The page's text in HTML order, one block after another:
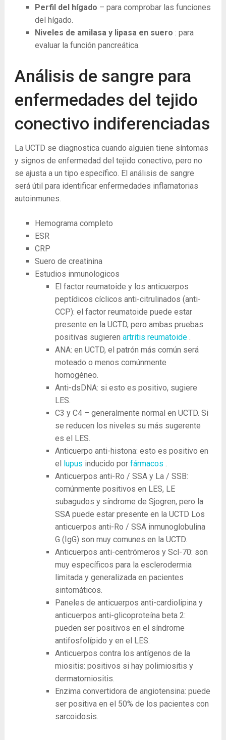
Perfil del hígado – para comprobar las funciones
del hígado.
Niveles de amilasa y lipasa en suero : para
evaluar la función pancreática.
Análisis de sangre para
enfermedades del tejido
conectivo indiferenciadas
La UCTD se diagnostica cuando alguien tiene síntomas
y signos de enfermedad del tejido conectivo, pero no
se ajusta a un tipo específico. El análisis de sangre
será útil para identificar enfermedades inflamatorias
autoinmunes.
Hemograma completo
ESR
CRP
Suero de creatinina
Estudios inmunologicos
El factor reumatoide y los anticuerpos
peptídicos cíclicos anti-citrulinados (anti-
CCP): el factor reumatoide puede estar
presente en la UCTD, pero ambas pruebas
positivas sugieren artritis reumatoide.
ANA: en UCTD, el patrón más común será
moteado o menos comúnmente
homogéneo.
Anti-dsDNA: si esto es positivo, sugiere
LES.
C3 y C4 – generalmente normal en UCTD. Si
se reducen los niveles su más sugerente
es el LES.
Anticuerpo anti-histona: esto es positivo en
el lupus inducido por fármacos .
Anticuerpos anti-Ro / SSA y La / SSB:
comúnmente positivos en LES, LE
subagudos y síndrome de Sjogren, pero la
SSA puede estar presente en la UCTD Los
anticuerpos anti-Ro / SSA inmunoglobulina
G (IgG) son muy comunes en la UCTD.
Anticuerpos anti-centrómeros y Scl-70: son
muy específicos para la esclerodermia
limitada y generalizada en pacientes
sintomáticos.
Paneles de anticuerpos anti-cardiolipina y
anticuerpos anti-glicoproteína beta 2:
pueden ser positivos en el síndrome
antifosfolípido y en el LES.
Anticuerpos contra los antígenos de la
miositis: positivos si hay polimiositis y
dermatomiositis.
Enzima convertidora de angiotensina: puede
ser positiva en el 50% de los pacientes con
sarcoidosis.